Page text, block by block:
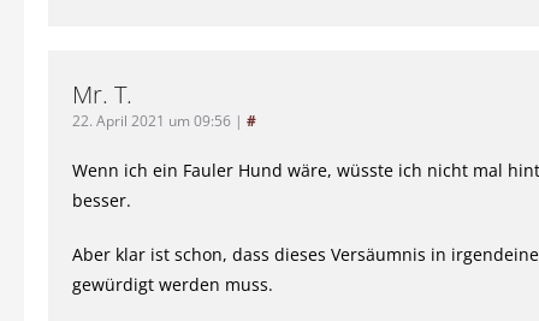
Mr. T.
22. April 2021 um 09:56 | #
Wenn ich ein Fauler Hund wäre, wüsste ich nicht mal
besser.
Aber klar ist schon, dass dieses Versäumnis in
gewürdigt werden muss.